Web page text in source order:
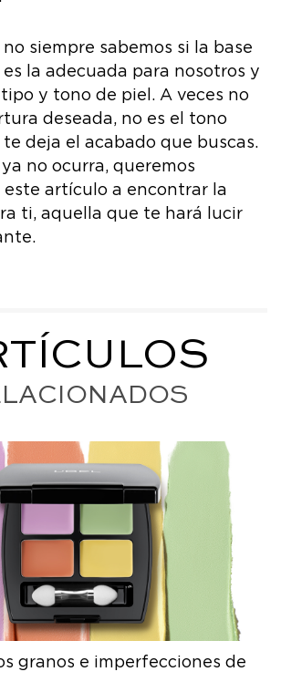
siempre sabemos si la base
la adecuada para nosotros y
y tono de piel. A veces no
deseada, no es el tono
deja el acabado que buscas.
no ocurra, queremos
este artículo a encontrar la
ti, aquella que te hará lucir
granos e imperfecciones de